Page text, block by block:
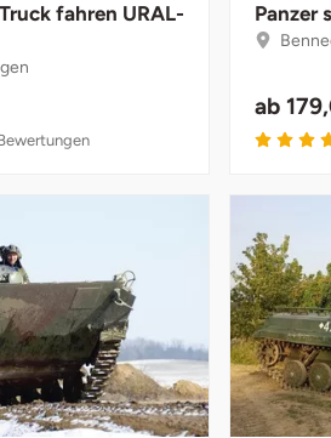
fahren URAL-
von 5
Panzer
ab